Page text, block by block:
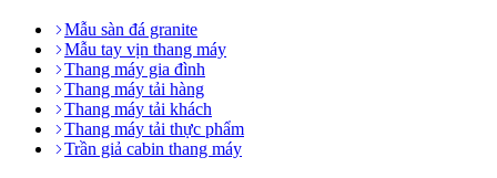
Mẫu sàn đá granite
Mẫu tay vịn thang máy
Thang máy gia đình
Thang máy tải hàng
Thang máy tải khách
Thang máy tải thực phẩm
Trần giả cabin thang máy